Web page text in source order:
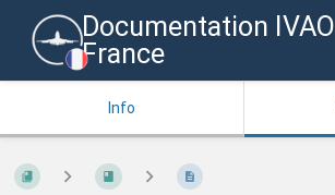
Documentation IVAO
France
Info